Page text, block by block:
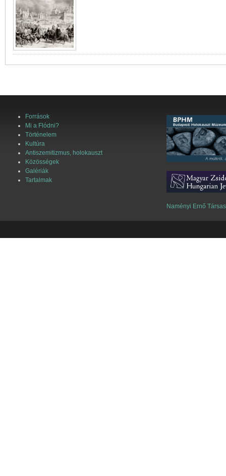
Források
Mi a Flódni?
Történelem
Kultúra
Antiszemitizmus, holokauszt
Közösségek
Galériák
Tartalmak
Naményi Ernő